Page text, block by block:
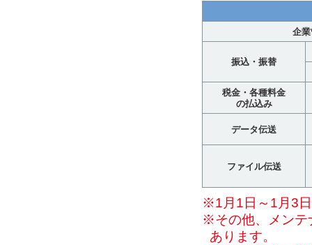
企
振込・振替
税金・各種料金
の払込み
データ伝送
ファイル伝送
※1月1日～1月3
※その他、メンテ
あります。